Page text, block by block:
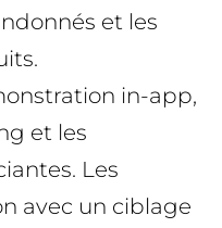
et les
in-app,
et les
Les
avec un ciblage